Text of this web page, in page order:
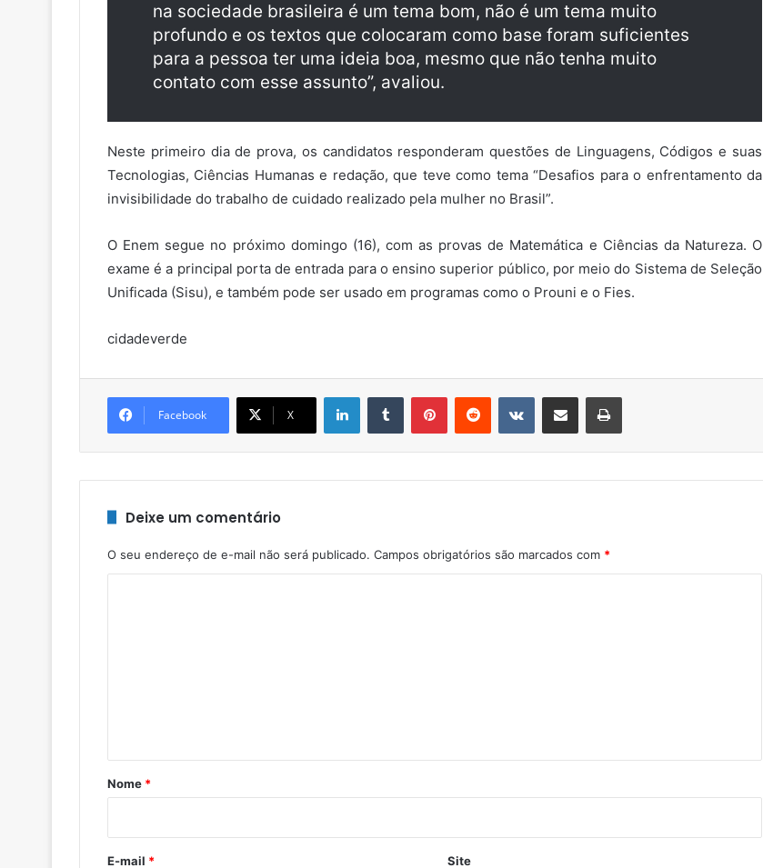
na sociedade brasileira é um tema bom, não é um tema muito
profundo e os textos que colocaram como base foram suficientes
para a pessoa ter uma ideia boa, mesmo que não tenha muito
contato com esse assunto”, avaliou.
Neste primeiro dia de prova, os candidatos responderam questões de Linguagens, Códigos e suas
Tecnologias, Ciências Humanas e redação, que teve como tema “Desafios para o enfrentamento da
invisibilidade do trabalho de cuidado realizado pela mulher no Brasil”.
O Enem segue no próximo domingo (16), com as provas de Matemática e Ciências da Natureza. O
exame é a principal porta de entrada para o ensino superior público, por meio do Sistema de Seleção
Unificada (Sisu), e também pode ser usado em programas como o Prouni e o Fies.
cidadeverde
Facebook X
LinkedinTumblr PinterestReddit VK Compartilhar via e-mail Imprimir
Deixe um comentário
O seu endereço de e-mail não será publicado. Campos obrigatórios são marcados com *
r
*
Nome *
E-mail * Site